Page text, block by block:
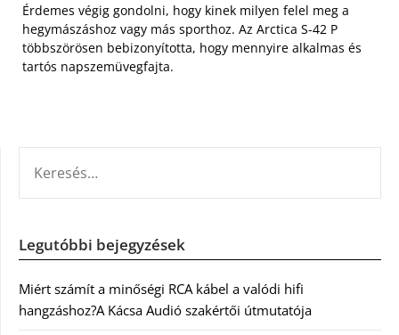
Érdemes végig gondolni, hogy kinek milyen felel meg a
hegymászáshoz vagy más sporthoz. Az Arctica S-42 P
többszörösen bebizonyította, hogy mennyire alkalmas és
tartós napszemüvegfajta.
Legutóbbi bejegyzések
Miért számít a minőségi RCA kábel a valódi hifi
hangzáshoz?A Kácsa Audió szakértői útmutatója